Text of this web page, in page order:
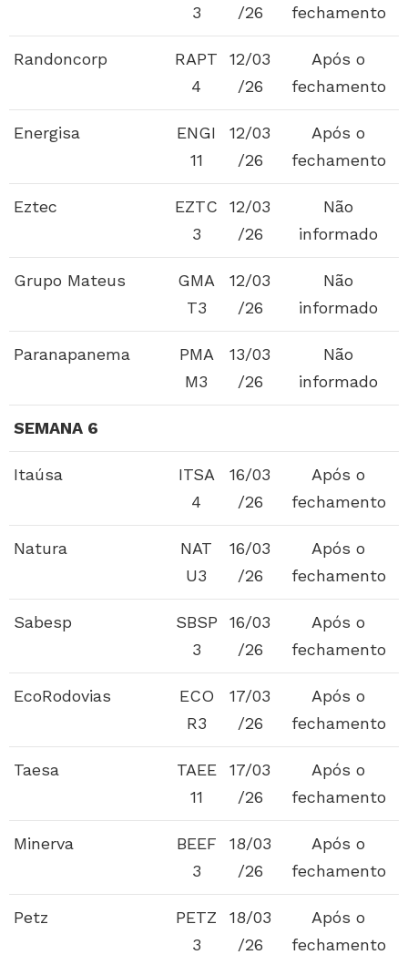
3
/26
fechamento
Randoncorp
RAPT
4
12/03
/26
Após o
fechamento
Energisa
ENGI
11
12/03
/26
Após o
fechamento
Eztec
EZTC
3
12/03
/26
Não
informado
Grupo Mateus
GMA
T3
12/03
/26
Não
informado
Paranapanema
PMA
M3
13/03
/26
Não
informado
SEMANA 6
Itaúsa
ITSA
4
16/03
/26
Após o
fechamento
Natura
NAT
U3
16/03
/26
Após o
fechamento
Sabesp
SBSP
3
16/03
/26
Após o
fechamento
EcoRodovias
ECO
R3
17/03
/26
Após o
fechamento
Taesa
TAEE
11
17/03
/26
Após o
fechamento
Minerva
BEEF
3
18/03
/26
Após o
fechamento
Petz
PETZ
3
18/03
/26
Após o
fechamento